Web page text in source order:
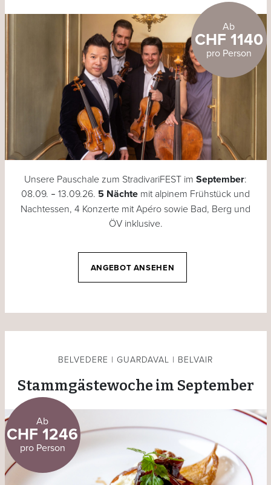
Ab
CHF 1140
pro Person
Unsere Pauschale zum StradivariFEST im September:
08.09. – 13.09.26. 5 Nächte mit alpinem Frühstück und
Nachtessen, 4 Konzerte mit Apéro sowie Bad, Berg und
ÖV inklusive.
ANGEBOT ANSEHEN
BELVEDERE | GUARDAVAL | BELVAIR
Stammgästewoche im September
Ab
CHF 1246
pro Person